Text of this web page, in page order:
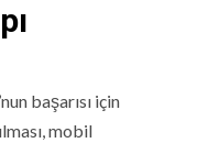
başarısı için
mobil